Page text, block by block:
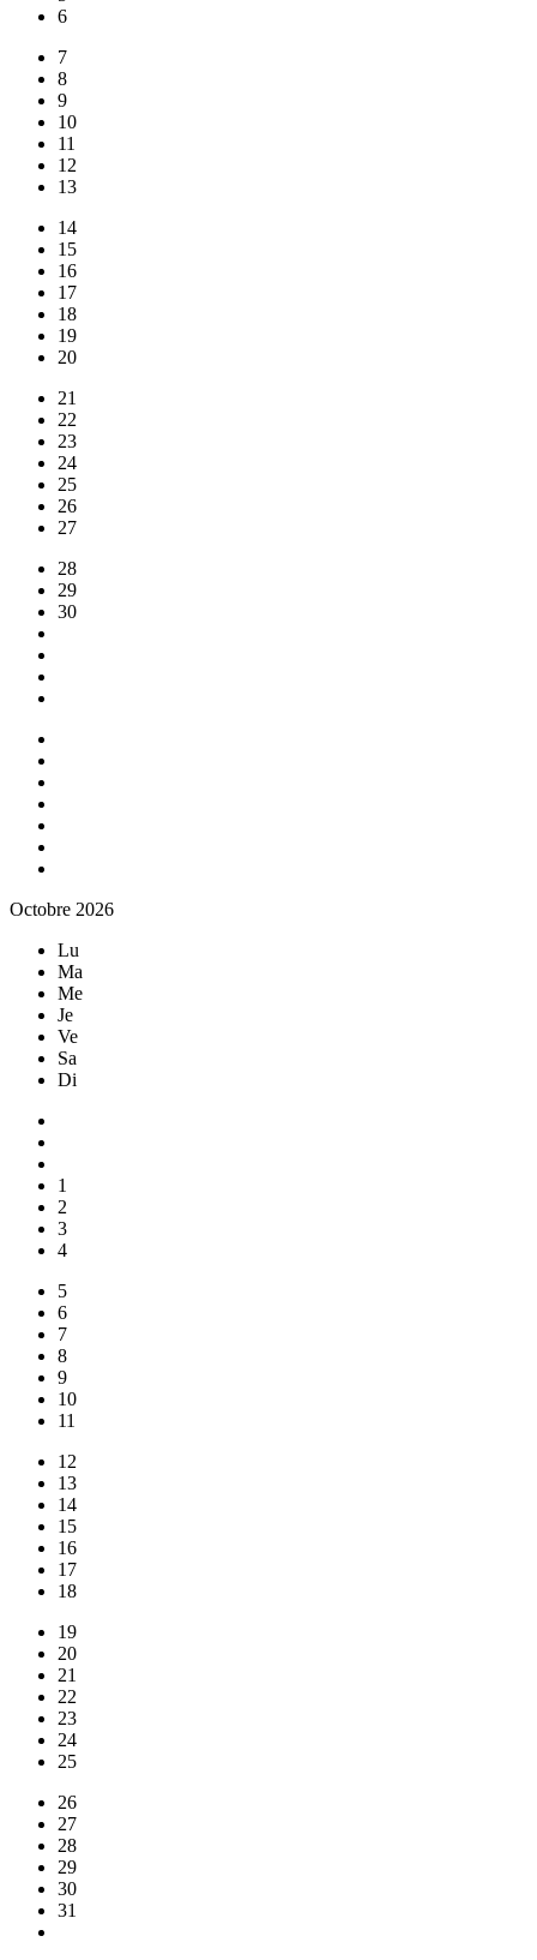
6
7
8
9
10
11
12
13
14
15
16
17
18
19
20
21
22
23
24
25
26
27
28
29
30
Octobre 2026
Lu
Ma
Me
Je
Ve
Sa
Di
1
2
3
4
5
6
7
8
9
10
11
12
13
14
15
16
17
18
19
20
21
22
23
24
25
26
27
28
29
30
31